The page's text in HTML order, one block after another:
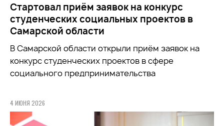
Стартовал приём заявок на конкурс
студенческих социальных проектов в
Самарской области
В Самарской области открыли приём заявок на
конкурс студенческих проектов в сфере
социального предпринимательства
4 ИЮНЯ 2026